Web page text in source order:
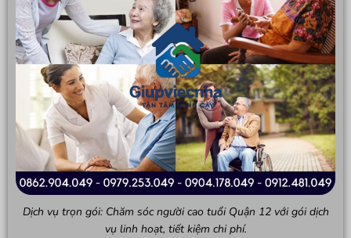
Dịch vụ trọn gói: Chăm sóc người cao tuổi Quận 12 với gói dịch
vụ linh hoạt, tiết kiệm chi phí.